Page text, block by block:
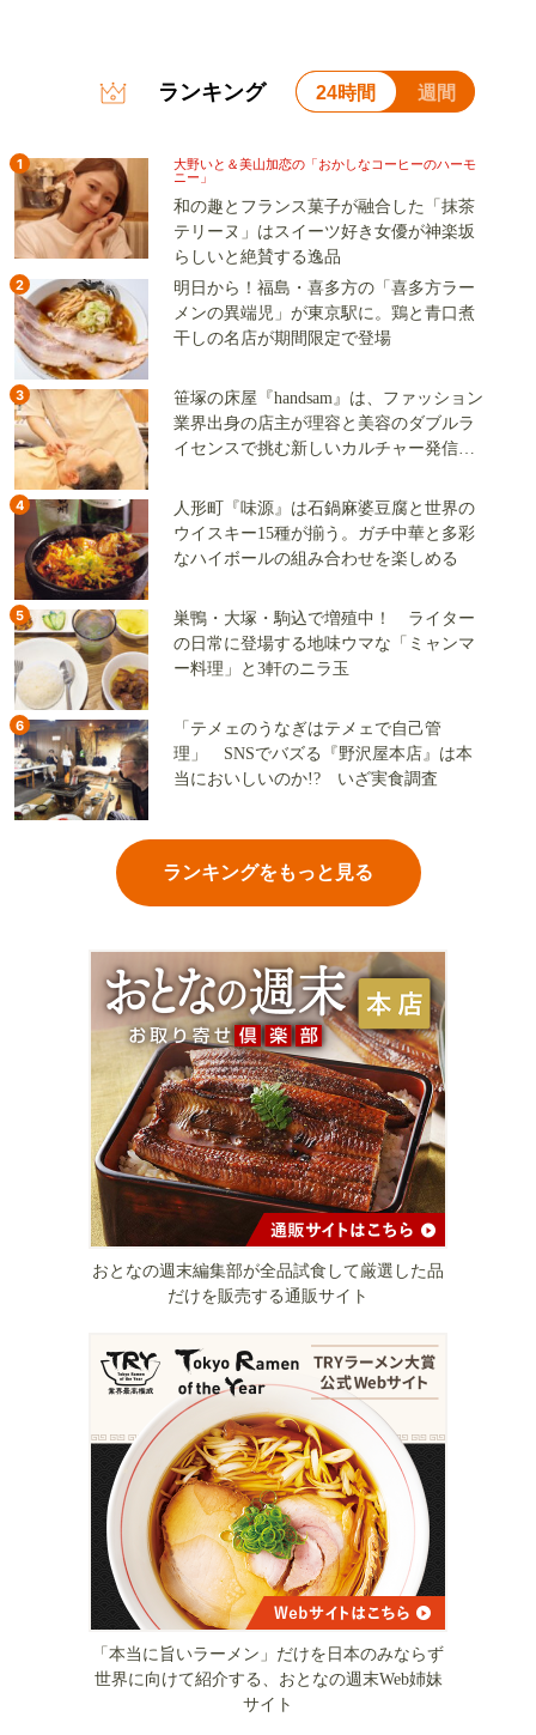
ランキング 24時間 週間
1
大野いと＆美山加恋の「おかしなコーヒーのハーモ
ニー」
和の趣とフランス菓子が融合した「抹茶
テリーヌ」はスイーツ好き女優が神楽坂
らしいと絶賛する逸品
2
明日から！福島・喜多方の「喜多方ラー
メンの異端児」が東京駅に。鶏と青口煮
干しの名店が期間限定で登場
3
笹塚の床屋『handsam』は、ファッション
業界出身の店主が理容と美容のダブルラ
イセンスで挑む新しいカルチャー発信基
4
人形町『味源』は石鍋麻婆豆腐と世界の
ウイスキー15種が揃う。ガチ中華と多彩
なハイボールの組み合わせを楽しめる
5
巣鴨・大塚・駒込で増殖中！ ライター
の日常に登場する地味ウマな「ミャンマ
ー料理」と3軒のニラ玉
6
「テメェのうなぎはテメェで自己管
理」 SNSでバズる『野沢屋本店』は本
当においしいのか!? いざ実食調査
ランキングをもっと見る
おとなの週末編集部が全品試食して厳選した品
だけを販売する通販サイト
「本当に旨いラーメン」だけを日本のみならず
世界に向けて紹介する、おとなの週末Web姉妹
サイト